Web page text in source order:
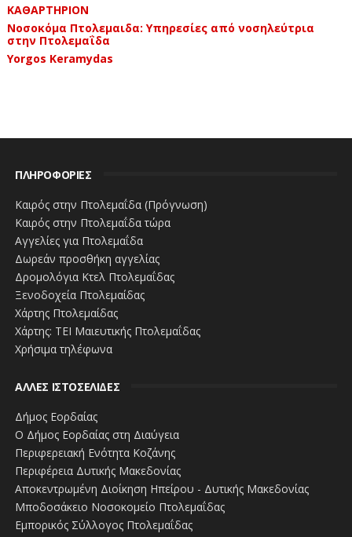
ΚΑΘΑΡΤΗΡΙΟΝ
Νοσοκόμα Πτολεμαιδα: Υπηρεσίες από νοσηλεύτρια
στην Πτολεμαΐδα
Yorgos Keramydas
ΠΛΗΡΟΦΟΡΙΕΣ
Καιρός στην Πτολεμαΐδα (Πρόγνωση)
Καιρός στην Πτολεμαΐδα τώρα
Αγγελίες για Πτολεμαΐδα
Δωρεάν προσθήκη αγγελίας
Δρομολόγια Κτελ Πτολεμαΐδας
Ξενοδοχεία Πτολεμαίδας
Χάρτης Πτολεμαίδας
Χάρτης: ΤΕΙ Μαιευτικής Πτολεμαΐδας
Χρήσιμα τηλέφωνα
ΑΛΛΕΣ ΙΣΤΟΣΕΛΙΔΕΣ
Δήμος Εορδαίας
Ο Δήμος Εορδαίας στη Διαύγεια
Περιφερειακή Ενότητα Κοζάνης
Περιφέρεια Δυτικής Μακεδονίας
Αποκεντρωμένη Διοίκηση Ηπείρου - Δυτικής Μακεδονίας
Μποδοσάκειο Νοσοκομείο Πτολεμαΐδας
Εμπορικός Σύλλογος Πτολεμαΐδας